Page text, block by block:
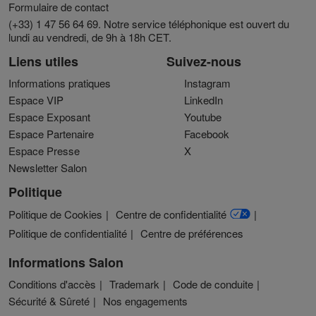
Formulaire de contact
(+33) 1 47 56 64 69. Notre service téléphonique est ouvert du
lundi au vendredi, de 9h à 18h CET.
Liens utiles
Informations pratiques
Espace VIP
Espace Exposant
Espace Partenaire
Espace Presse
Newsletter Salon
Suivez-nous
Instagram
LinkedIn
Youtube
Facebook
X
Politique
Politique de Cookies
Centre de confidentialité
Politique de confidentialité
Centre de préférences
Informations Salon
Conditions d'accès Trademark
Code de conduite
Sécurité & Sûreté
Nos engagements